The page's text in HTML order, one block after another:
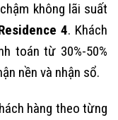
không lãi suất
4. Khách
toán từ 30%-50%
nền và nhận sổ.
hàng theo từng